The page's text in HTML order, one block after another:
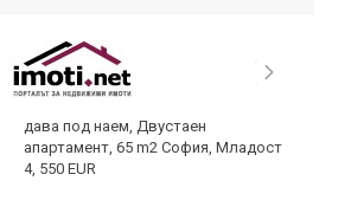
дава под наем, Двустаен
апартамент, 65 m2 София, Младост
4, 550 EUR